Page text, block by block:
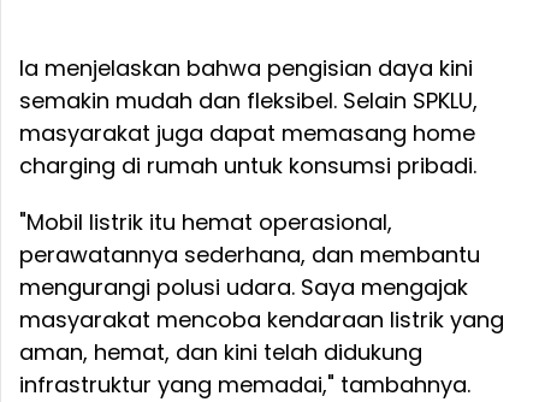
Ia menjelaskan bahwa pengisian daya kini
semakin mudah dan fleksibel. Selain SPKLU,
masyarakat juga dapat memasang home
charging di rumah untuk konsumsi pribadi.
"Mobil listrik itu hemat operasional,
perawatannya sederhana, dan membantu
mengurangi polusi udara. Saya mengajak
masyarakat mencoba kendaraan listrik yang
aman, hemat, dan kini telah didukung
infrastruktur yang memadai," tambahnya.